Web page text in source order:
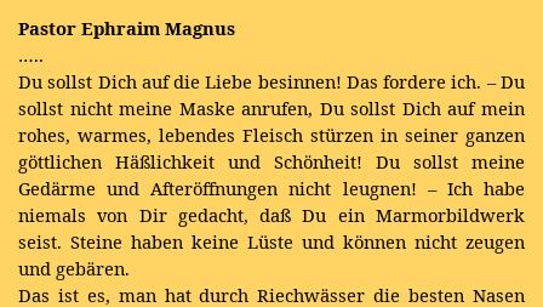
Pastor Ephraim Magnus
…..
Du sollst Dich auf die Liebe besinnen! Das fordere ich. – Du
sollst nicht meine Maske anrufen, Du sollst Dich auf mein
rohes, warmes, lebendes Fleisch stürzen in seiner ganzen
göttlichen Häßlichkeit und Schönheit! Du sollst meine
Gedärme und Afteröffnungen nicht leugnen! – Ich habe
niemals von Dir gedacht, daß Du ein Marmorbildwerk
seist. Steine haben keine Lüste und können nicht zeugen
und gebären.
Das ist es, man hat durch Riechwässer die besten Nasen